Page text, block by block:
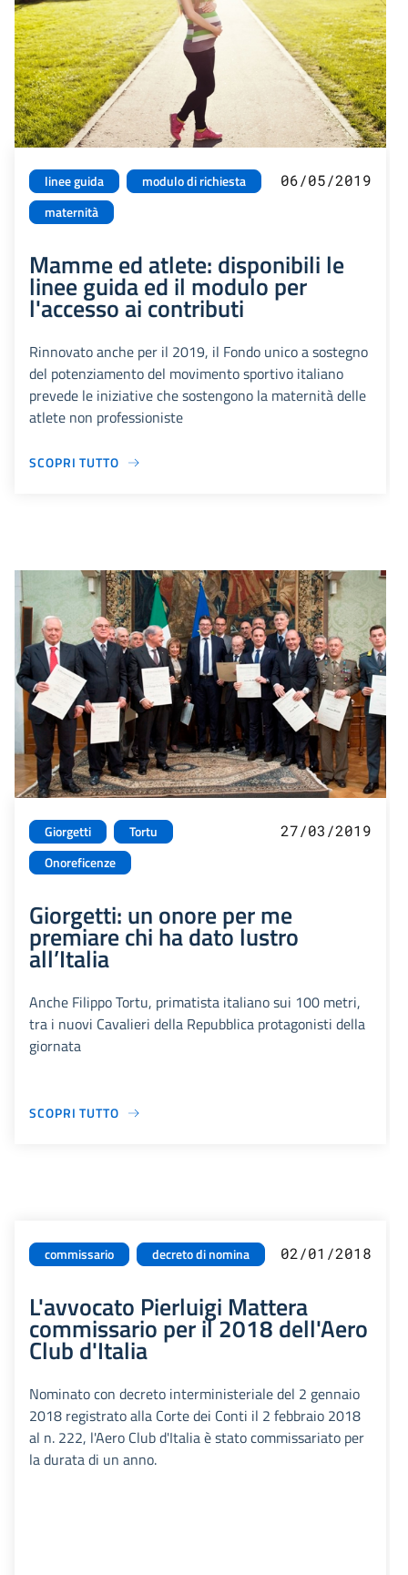
linee guida
modulo di richiesta
maternità
06/05/2019
Mamme ed atlete: disponibili le
linee guida ed il modulo per
l'accesso ai contributi
Rinnovato anche per il 2019, il Fondo unico a sostegno
del potenziamento del movimento sportivo italiano
prevede le iniziative che sostengono la maternità delle
atlete non professioniste
SCOPRI TUTTO
Giorgetti
Tortu
Onoreficenze
27/03/2019
Giorgetti: un onore per me
premiare chi ha dato lustro
all’Italia
Anche Filippo Tortu, primatista italiano sui 100 metri,
tra i nuovi Cavalieri della Repubblica protagonisti della
giornata
SCOPRI TUTTO
commissario decreto di nomina 02/01/2018
L'avvocato Pierluigi Mattera
commissario per il 2018 dell'Aero
Club d'Italia
Nominato con decreto interministeriale del 2 gennaio
2018 registrato alla Corte dei Conti il 2 febbraio 2018
al n. 222, l'Aero Club d'Italia è stato commissariato per
la durata di un anno.